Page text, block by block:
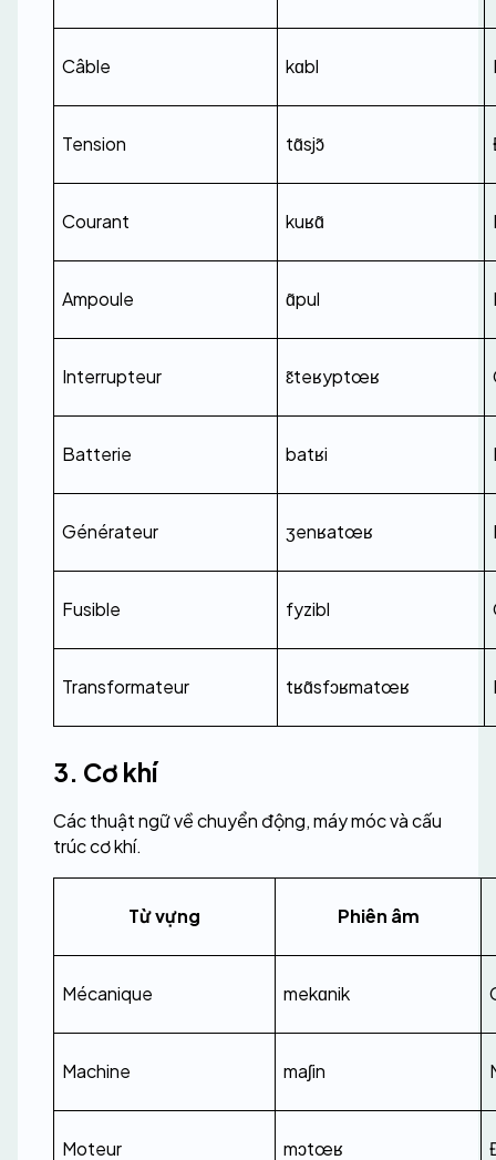
Câble kɑbl
Tension tɑ̃sjɔ̃
Courant kuʁɑ̃
Ampoule ɑ̃pul
Interrupteur ɛ̃teʁyptœʁ
Batterie batʁi
Générateur ʒenʁatœʁ
Fusible fyzibl
Transformateur tʁɑ̃sfɔʁmatœʁ
3. Cơ khí
Các thuật ngữ về chuyển động, máy móc và cấu
trúc cơ khí.
Từ vựng Phiên âm
Mécanique mekɑnik
Machine maʃin
Moteur mɔtœʁ